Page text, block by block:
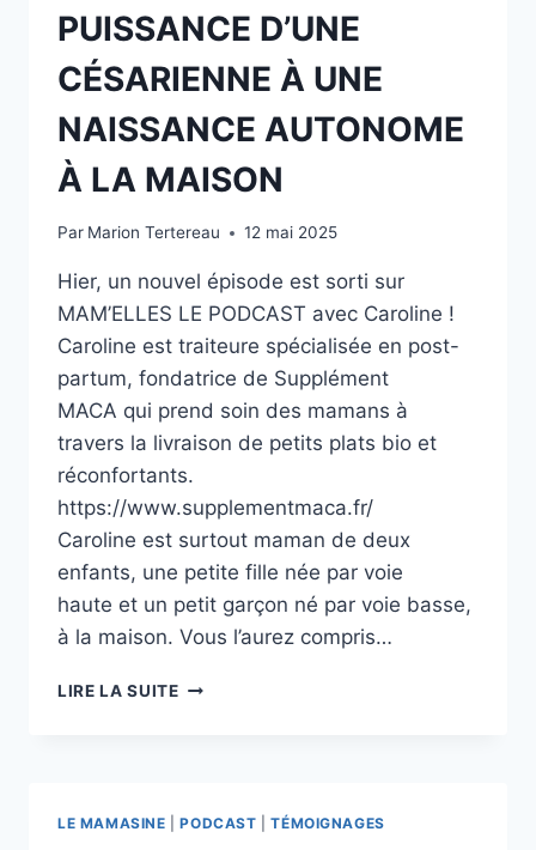
PUISSANCE D’UNE
CÉSARIENNE À UNE
NAISSANCE AUTONOME
À LA MAISON
Par Marion Tertereau 12 mai 2025
Hier, un nouvel épisode est sorti sur
MAM’ELLES LE PODCAST avec Caroline !
Caroline est traiteure spécialisée en post-
partum, fondatrice de Supplément
MACA qui prend soin des mamans à
travers la livraison de petits plats bio et
réconfortants.
https://www.supplementmaca.fr/
Caroline est surtout maman de deux
enfants, une petite fille née par voie
haute et un petit garçon né par voie basse,
à la maison. Vous l’aurez compris…
LIRE LA SUITECHEMINEMENT
LE MAMASINE |PODCAST |TÉMOIGNAGES